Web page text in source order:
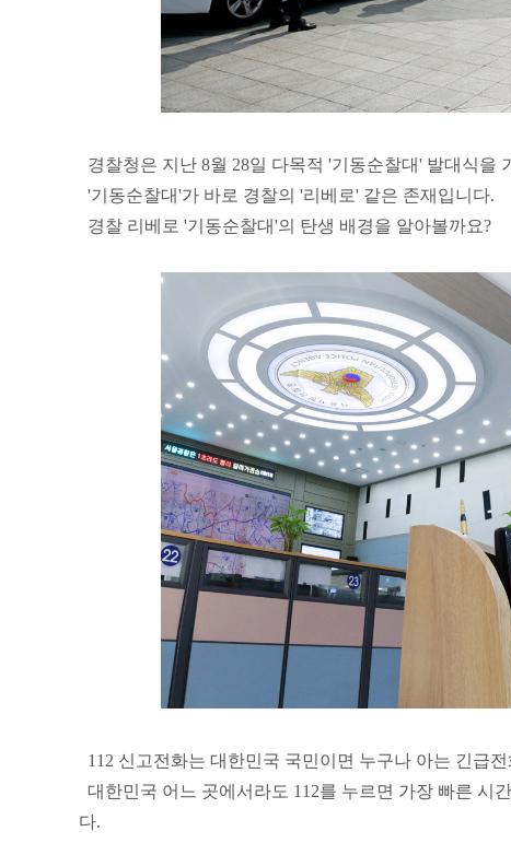
경찰청은 지난 8월 28일 다목적 '기동순찰대' 발대식을
'기동순찰대'가 바로 경찰의 '리베로' 같은 존재입니다.
경찰 리베로 '기동순찰대'의 탄생 배경을 알아볼까요?
112 신고전화는 대한민국 국민이면 누구나 아는 긴급
대한민국 어느 곳에서라도 112를 누르면 가장 빠른 시
다.